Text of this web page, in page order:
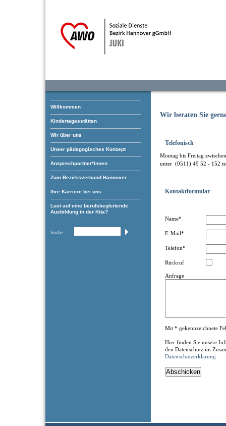
Willkommen
Kindertagesstätten
Wir über uns
Unser pädagogisches Konzept
Ansprechpartner*innen
Zum Bezirksverband Hannover
Ihre Karriere bei uns
Lust auf eine berufsbegleitende
Ausbildung in der Kita?
Suche
Wir beraten Sie
Telefonisch
Montag bis Freitag
unter (0511) 49 52 - 152
Kontaktformular
Name*
E-Mail*
Telefon*
Rückruf
Anfrage
Mit * gekennzeichnete
Hier finden Sie unsere
den Datenschutz im
Datenschutzerklärung